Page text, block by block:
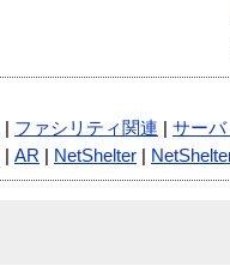
ファシリティ関連 サーバ
AR NetShelter